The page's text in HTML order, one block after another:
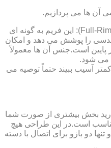
آن ها می پردازیم.
عینک های با فریم های کامل (Full-Rimmed): این فریم به گونه ای
را پوشش می دهد و امکان
است.جنس آن ها معمولاً
می شود.
آسیب ببیند حتماً توصیه می
بخش بیشتری از صورت شما
مناسب است.در این طراحی هیچ
دو بازو برای اتصال با دسته